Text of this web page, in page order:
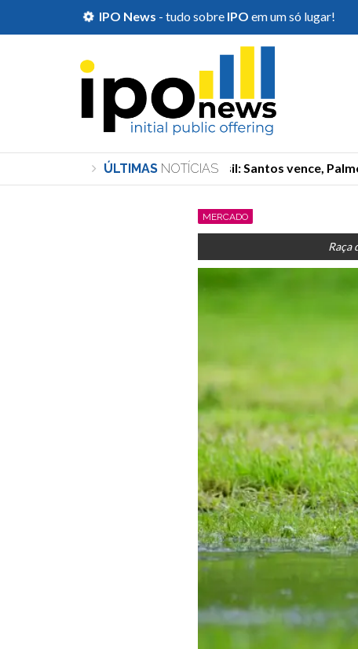
IPO News - tudo sobre IPO em um só lugar!
ÚLTIMAS NOTÍCIAS
Copa do Brasil: Santos vence,
MERCADO
Raça